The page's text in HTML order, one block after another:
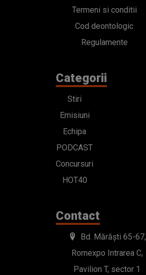
Termeni si conditii
Cod deontologic
Regulamente
Categorii
Stiri
Emisiuni
Echipa
PODCAST
Concursuri
HOT40
Contact
Bd. Mărăști 65-67,
Romexpo Intrarea C,
Pavilion T, sector 1